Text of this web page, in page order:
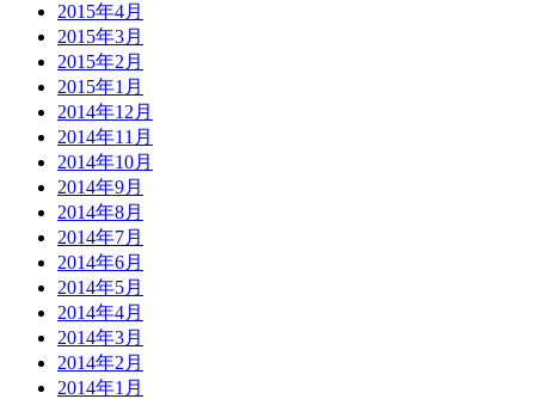
2015年4月
2015年3月
2015年2月
2015年1月
2014年12月
2014年11月
2014年10月
2014年9月
2014年8月
2014年7月
2014年6月
2014年5月
2014年4月
2014年3月
2014年2月
2014年1月